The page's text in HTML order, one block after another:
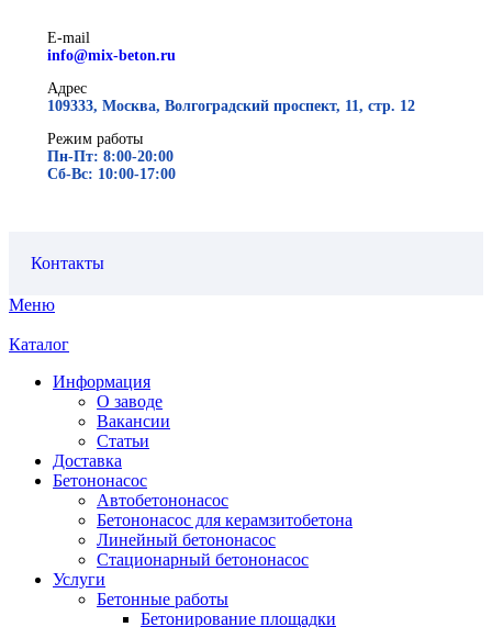
E-mail
info@mix-beton.ru
Адрес
109333, Москва, Волгоградский проспект, 11, стр. 12
Режим работы
Пн-Пт: 8:00-20:00
Сб-Вс: 10:00-17:00
Контакты
Меню
Каталог
Информация
О заводе
Вакансии
Статьи
Доставка
Бетононасос
Автобетононасос
Бетононасос для керамзитобетона
Линейный бетононасос
Стационарный бетононасос
Услуги
Бетонные работы
Бетонирование площадки